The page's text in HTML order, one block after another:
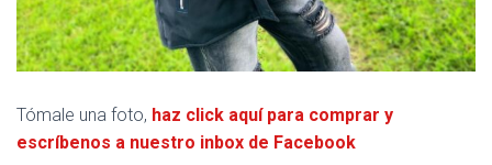
Tómale una foto, haz click aquí para comprar y
escríbenos a nuestro inbox de Facebook